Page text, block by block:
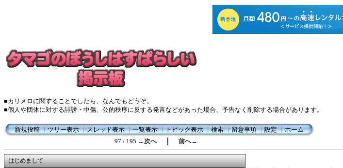
■カリメロに関することでしたら、なんでもどうぞ。
■個人や団体に対する誹謗・中傷、公的秩序に反する発言などがあった場合、予告なく削除する場合があります。
新規投稿┃ツリー表示┃スレッド表示┃一覧表示┃トピック表示┃検索┃留意事項┃設定┃ホーム
97 / 195 ←次へ｜ 前へ→
はじめまして